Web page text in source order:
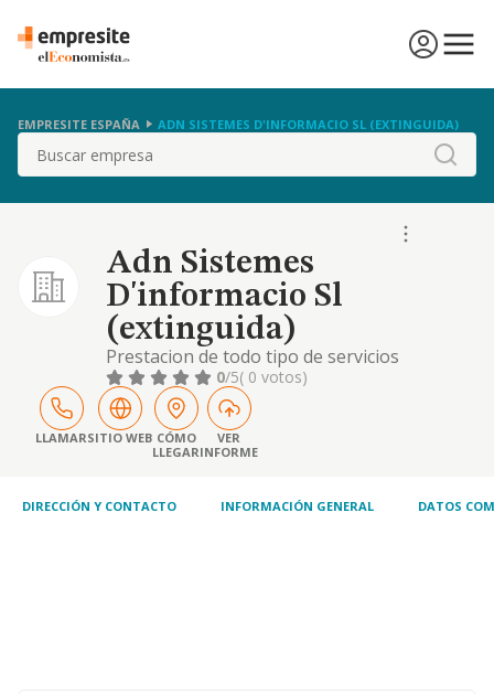
EMPRESITE ESPAÑA ADN SISTEMES D'INFORMACIO SL (EXTINGUIDA)
Buscar
Adn Sistemes
D'informacio Sl
(extinguida)
Prestacion de todo tipo de servicios
informaticos, la importacion y el comercio al
por mayor y menor de aparatos
informaticos asi como de sus programas de
aplicaciones y la formacion mediante cursos
de informatica.
0/5( 0 votos)
LLAMARSITIO WEB CÓMO
LLEGAR
VER
INFORME
DIRECCIÓN Y CONTACTO INFORMACIÓN GENERAL DATOS